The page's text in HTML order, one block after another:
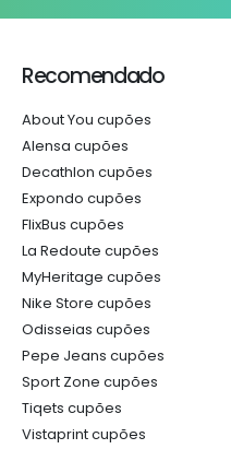
Recomendado
About You cupões
Alensa cupões
Decathlon cupões
Expondo cupões
FlixBus cupões
La Redoute cupões
MyHeritage cupões
Nike Store cupões
Odisseias cupões
Pepe Jeans cupões
Sport Zone cupões
Tiqets cupões
Vistaprint cupões